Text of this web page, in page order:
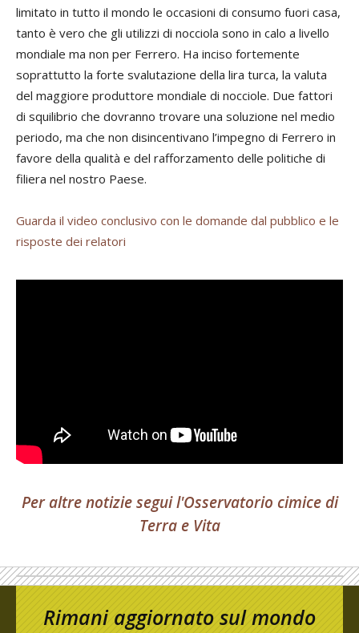
limitato in tutto il mondo le occasioni di consumo fuori casa,
tanto è vero che gli utilizzi di nocciola sono in calo a livello
mondiale ma non per Ferrero. Ha inciso fortemente
soprattutto la forte svalutazione della lira turca, la valuta
del maggiore produttore mondiale di nocciole. Due fattori
di squilibrio che dovranno trovare una soluzione nel medio
periodo, ma che non disincentivano l’impegno di Ferrero in
favore della qualità e del rafforzamento delle politiche di
filiera nel nostro Paese.
Guarda il video conclusivo con le domande dal pubblico e le
risposte dei relatori
Per altre notizie segui l'Osservatorio cimice di
Terra e Vita
Rimani aggiornato sul mondo